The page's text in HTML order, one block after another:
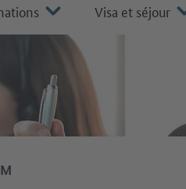
Visa et séjour